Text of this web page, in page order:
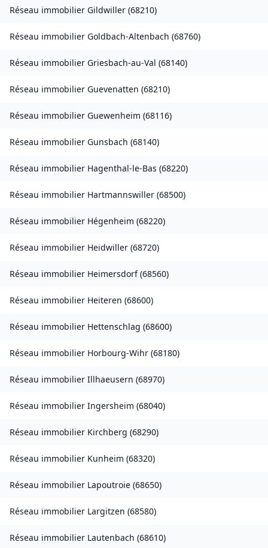
Réseau immobilier Gildwiller (68210)
Réseau immobilier Goldbach-Altenbach (68760)
Réseau immobilier Griesbach-au-Val (68140)
Réseau immobilier Guevenatten (68210)
Réseau immobilier Guewenheim (68116)
Réseau immobilier Gunsbach (68140)
Réseau immobilier Hagenthal-le-Bas (68220)
Réseau immobilier Hartmannswiller (68500)
Réseau immobilier Hégenheim (68220)
Réseau immobilier Heidwiller (68720)
Réseau immobilier Heimersdorf(68560)
Réseau immobilier Heiteren (68600)
Réseau immobilier Hettenschlag (68600)
Réseau immobilier Horbourg-Wihr (68180)
Réseau immobilier Illhaeusern (68970)
Réseau immobilier Ingersheim (68040)
Réseau immobilier Kirchberg (68290)
Réseau immobilier Kunheim (68320)
Réseau immobilier Lapoutroie (68650)
Réseau immobilier Largitzen (68580)
Réseau immobilier Lautenbach (68610)